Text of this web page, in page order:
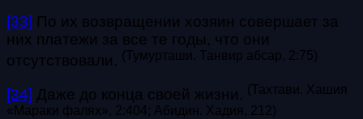
[33] По их возвращении хозяин совершает за
них платежи за все те годы, что они
отсутствовали. (Тумурташи. Танвир абсар, 2:75)
[34] Даже до конца своей жизни. (Тахтави. Хашия
«Мараки фалях», 2:404; Абидин. Хадия, 212)